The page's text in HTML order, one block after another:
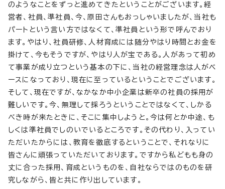
のようなことをずっと進めてきたということがございます。経
営者、社員、準社員、今、原田さんもおっしゃいましたが、当社も
パートという言い方ではなくて、準社員という形で呼んでおり
ます。やはり、社員研修、人材育成には随分やはり時間とお金を
掛けて、今もそうですが、やはり人が宝である。人があって初め
て事業が成り立つという基本の下に、当社の経営理念は人がベ
ースになっており、現在に至っているということでございます。
そして、現在ですが、なかなか中小企業は新卒の社員の採用が
難しいです。今、無理して採ろうということではなくて、しかる
べき時が来たときに、そこに集中しようと。今は何とか中途、も
しくは準社員でしのいでいるところです。その代わり、入ってい
ただいたからには、教育を徹底するということで、それなりに
皆さんに頑張っていただいております。ですから私どもも身の
丈に合った採用、育成というものを、自社ならではのものを研
究しながら、皆と共に作り出しています。